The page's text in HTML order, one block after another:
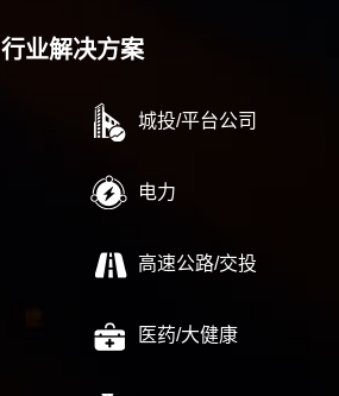
行业解决方案
城投/平台公司
电力
高速公路/交投
医药/大健康